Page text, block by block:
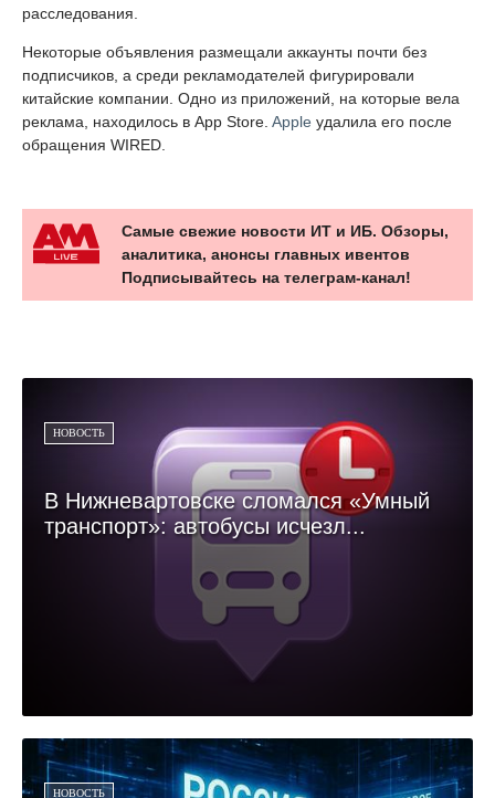
расследования.
Некоторые объявления размещали аккаунты почти без
подписчиков, а среди рекламодателей фигурировали
китайские компании. Одно из приложений, на которые вела
реклама, находилось в App Store. Apple удалила его после
обращения WIRED.
Самые свежие новости ИТ и ИБ. Обзоры,
аналитика, анонсы главных ивентов
Подписывайтесь на телеграм-канал!
НОВОСТЬ
В Нижневартовске сломался «Умный
транспорт»: автобусы исчезл...
НОВОСТЬ